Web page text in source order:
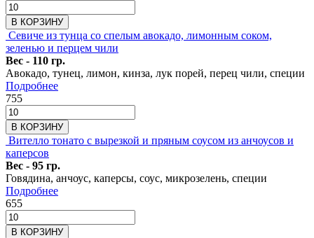
В КОРЗИНУ
Севиче из тунца со спелым авокадо, лимонным соком,
зеленью и перцем чили
Вес - 110 гр.
Авокадо, тунец, лимон, кинза, лук порей, перец чили, специи
Подробнее
755
В КОРЗИНУ
Вителло тонато с вырезкой и пряным соусом из анчоусов и
каперсов
Вес - 95 гр.
Говядина, анчоус, каперсы, соус, микрозелень, специи
Подробнее
655
В КОРЗИНУ